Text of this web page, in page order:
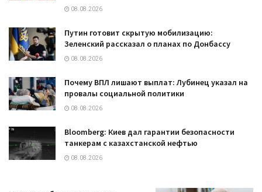
08.08.2026
Путин готовит скрытую мобилизацию:
Зеленский рассказал о планах по Донбассу
08.08.2026
Почему ВПЛ лишают выплат: Лубинец указал на
провалы социальной политики
08.08.2026
Bloomberg: Киев дал гарантии безопасности
танкерам с казахстанской нефтью
08.08.2026